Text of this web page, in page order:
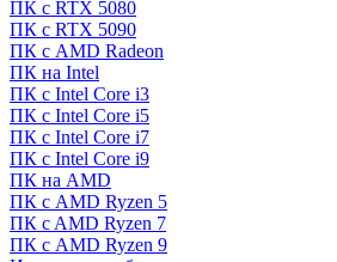
ПК с RTX 5080
ПК с RTX 5090
ПК с AMD Radeon
ПК на Intel
ПК с Intel Core i3
ПК с Intel Core i5
ПК с Intel Core i7
ПК с Intel Core i9
ПК на AMD
ПК с AMD Ryzen 5
ПК c AMD Ryzen 7
ПК с AMD Ryzen 9